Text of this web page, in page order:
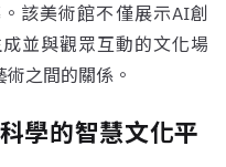
該美術館不僅展示AI創
並與觀眾互動的文化場
之間的關係。
學的智慧文化平